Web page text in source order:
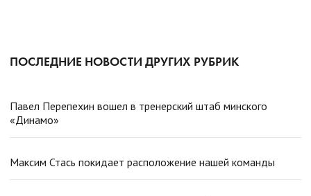
ПОСЛЕДНИЕ НОВОСТИ ДРУГИХ РУБРИК
Павел Перепехин вошел в тренерский штаб минского
«Динамо»
Максим Стась покидает расположение нашей команды